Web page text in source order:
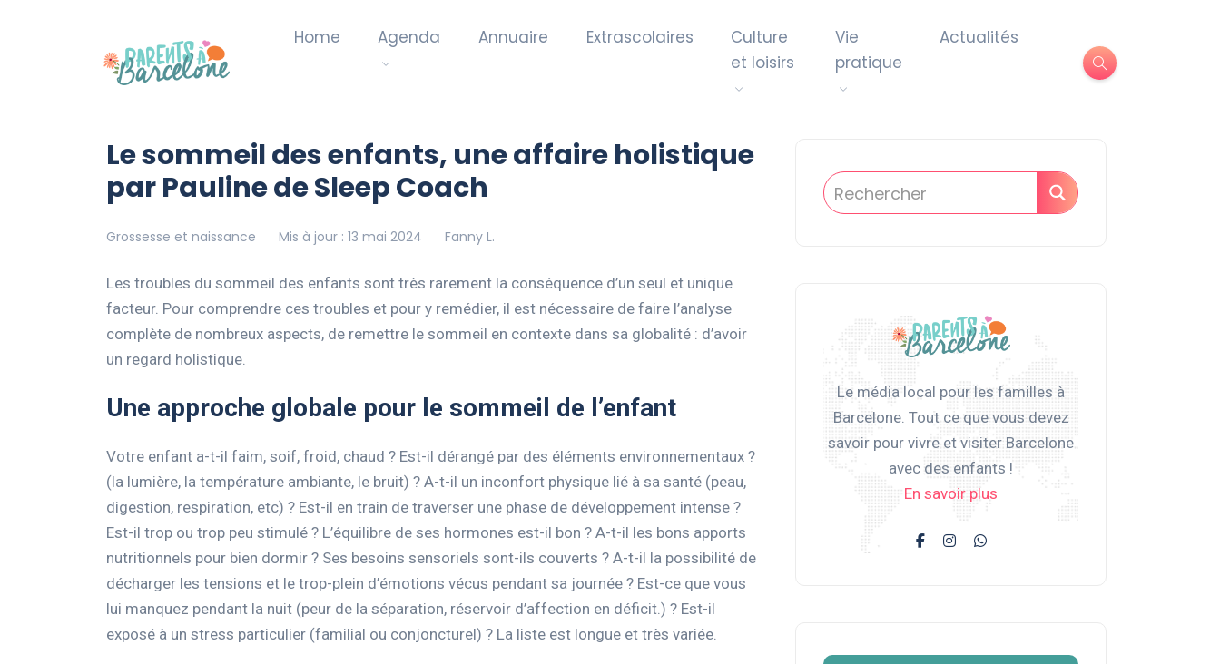
Home Agenda Annuaire Extrascolaires
Culture
et loisirs
Vie
pratique
Actualités
Le sommeil des enfants, une affaire holistique
par Pauline de Sleep Coach
Grossesse et naissance Mis à jour : 13 mai 2024 Fanny L.
Les troubles du sommeil des enfants sont très rarement la conséquence d’un seul et unique
facteur. Pour comprendre ces troubles et pour y remédier, il est nécessaire de faire l’analyse
complète de nombreux aspects, de remettre le sommeil en contexte dans sa globalité : d’avoir
un regard holistique.
Une approche globale pour le sommeil de l’enfant
Votre enfant a-t-il faim, soif, froid, chaud ? Est-il dérangé par des éléments environnementaux ?
(la lumière, la température ambiante, le bruit) ? A-t-il un inconfort physique lié à sa santé (peau,
digestion, respiration, etc) ? Est-il en train de traverser une phase de développement intense ?
Est-il trop ou trop peu stimulé ? L’équilibre de ses hormones est-il bon ? A-t-il les bons apports
nutritionnels pour bien dormir ? Ses besoins sensoriels sont-ils couverts ? A-t-il la possibilité de
décharger les tensions et le trop-plein d’émotions vécus pendant sa journée ? Est-ce que vous
lui manquez pendant la nuit (peur de la séparation, réservoir d’affection en déficit.) ? Est-il
exposé à un stress particulier (familial ou conjoncturel) ? La liste est longue et très variée.
Le média local pour les familles à
Barcelone. Tout ce que vous devez
savoir pour vivre et visiter Barcelone
avec des enfants !
En savoir plus